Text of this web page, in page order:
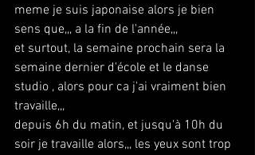
meme je suis japonaise alors je bien
sens que,,, a la fin de l'année,,,
et surtout, la semaine prochain sera la
semaine dernier d'école et le danse
studio , alors pour ca j'ai vraiment bien
travaille,,,
depuis 6h du matin, et jusqu'à 10h du
soir je travaille alors,,, les yeux sont trop